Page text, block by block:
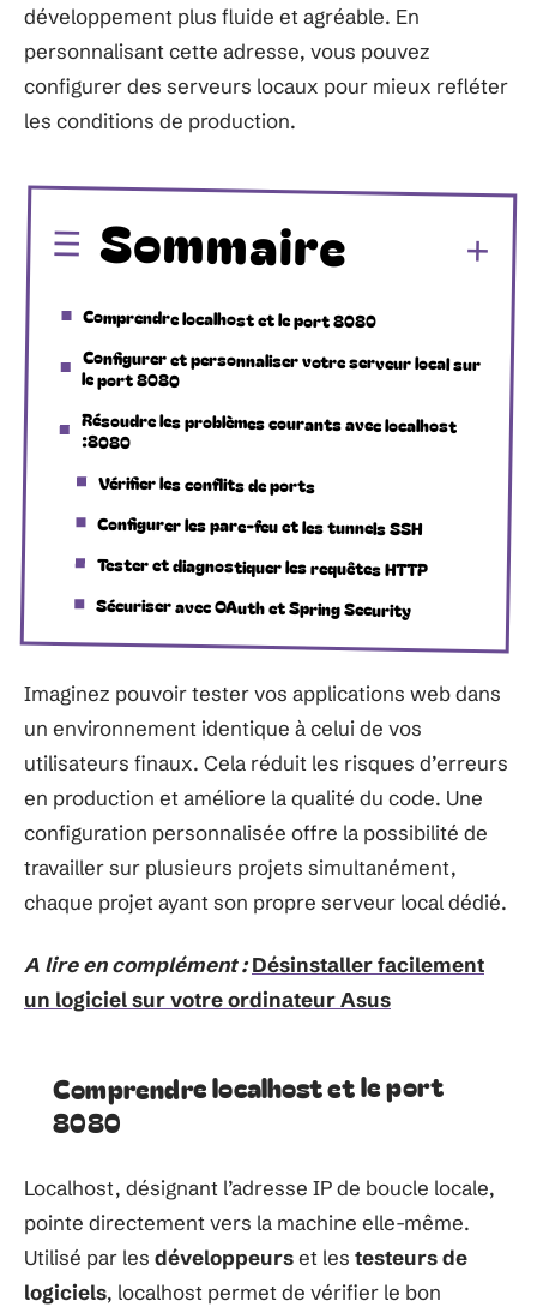
développement plus fluide et agréable. En
personnalisant cette adresse, vous pouvez
configurer des serveurs locaux pour mieux refléter
les conditions de production.
Sommaire
Comprendre localhost et le port 8080
Configurer et personnaliser votre serveur local sur
le port 8080
Résoudre les problèmes courants avec localhost
:8080
Vérifier les conflits de ports
Configurer les pare-feu et les tunnels SSH
Tester et diagnostiquer les requêtes HTTP
Sécuriser avec OAuth et Spring Security
Imaginez pouvoir tester vos applications web dans
un environnement identique à celui de vos
utilisateurs finaux. Cela réduit les risques d’erreurs
en production et améliore la qualité du code. Une
configuration personnalisée offre la possibilité de
travailler sur plusieurs projets simultanément,
chaque projet ayant son propre serveur local dédié.
A lire en complément : Désinstaller facilement
un logiciel sur votre ordinateur Asus
Comprendre localhost et le port
8080
Localhost, désignant l’adresse IP de boucle locale,
pointe directement vers la machine elle-même.
Utilisé par les développeurset les testeurs de
logiciels, localhost permet de vérifier le bon